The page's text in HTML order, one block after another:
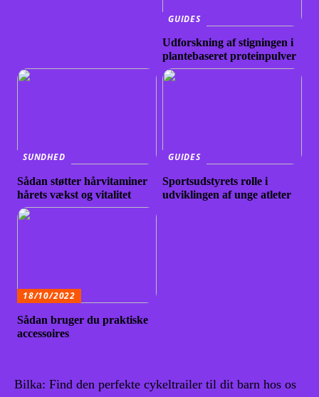
GUIDES
Udforskning af stigningen i
plantebaseret proteinpulver
SUNDHED
Sådan støtter hårvitaminer
hårets vækst og vitalitet
GUIDES
Sportsudstyrets rolle i
udviklingen af unge atleter
18/10/2022
Sådan bruger du praktiske
accessoires
Bilka: Find den perfekte cykeltrailer til dit barn hos os